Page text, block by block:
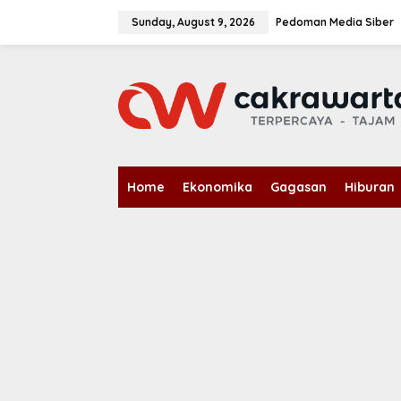
Sunday, August 9, 2026 Pedoman Media Siber
Home Ekonomika Gagasan Hiburan